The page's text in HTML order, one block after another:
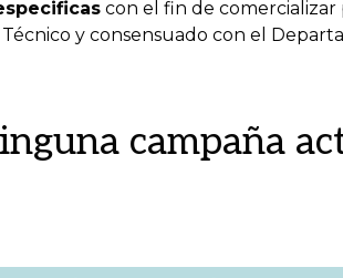
con el fin de
y consensuado con el
campaña